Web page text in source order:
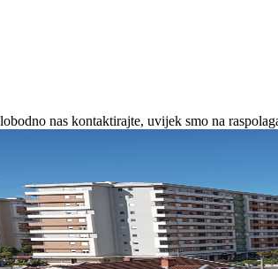
nas kontaktirajte, uvijek smo na